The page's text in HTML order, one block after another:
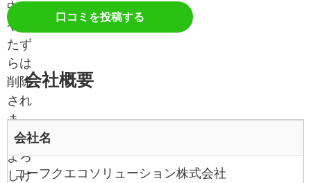
中傷
やい
たず
らは
削除
され
ま
す。
よろ
しけ
口コミを投稿する
会社概要
会社名
コーフクエコソリューション株式会社